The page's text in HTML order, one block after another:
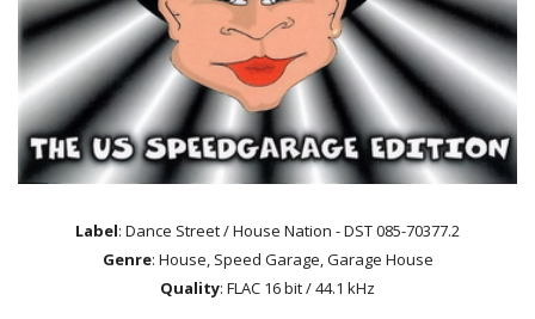
Label: Dance Street / House Nation‎ - DST 085-70377.2
Genre: House, Speed Garage, Garage House
Quality: FLAC 16 bit / 44.1 kHz